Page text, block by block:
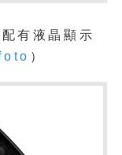
有液晶顯示
）